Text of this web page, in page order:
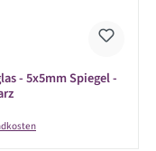
- 5x5mm Spiegel -